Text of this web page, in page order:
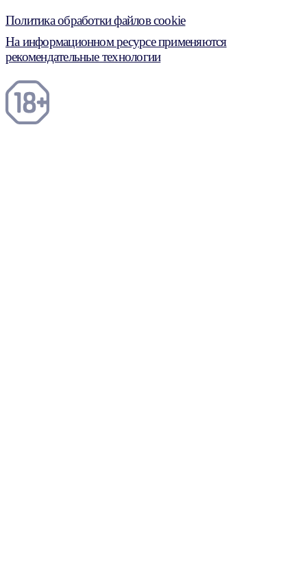
Политика обработки файлов cookie
На информационном ресурсе применяются
рекомендательные технологии